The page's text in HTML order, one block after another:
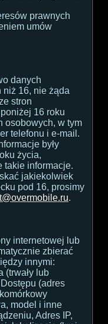
prawnych
umów
danych
niż 16, nie żąda
stron
16 roku
osobowych, w tym
telefonu i e-mail.
były
życia,
takie informacje.
jakiekolwiek
pod 16, prosimy
.
internetowej lub
zbierać
innymi:
(trwały lub
(adres
model i inne
Adres IP,